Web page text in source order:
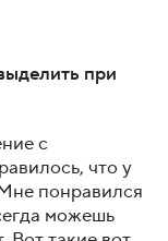
при
с
что у
понравился
можешь